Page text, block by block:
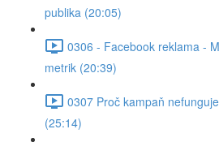
publika (20:05)
0306 - Facebook reklama -
metrik (20:39)
0307 Proč kampaň
(25:14)